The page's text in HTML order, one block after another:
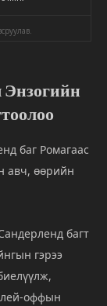
Энзогийн
баг Ромагаас
авч, өөрийн
багт
гэрээ
оффын